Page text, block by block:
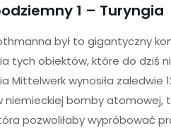
1 – Turyngia
był to gigantyczny
tych obiektów, które do dziś
Mittelwerk wynosiła
bomby atomowej,
pozwoliłaby wypróbować